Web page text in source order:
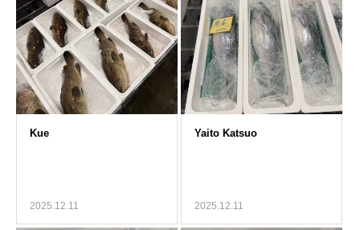
2025.12.11 2025.12.11